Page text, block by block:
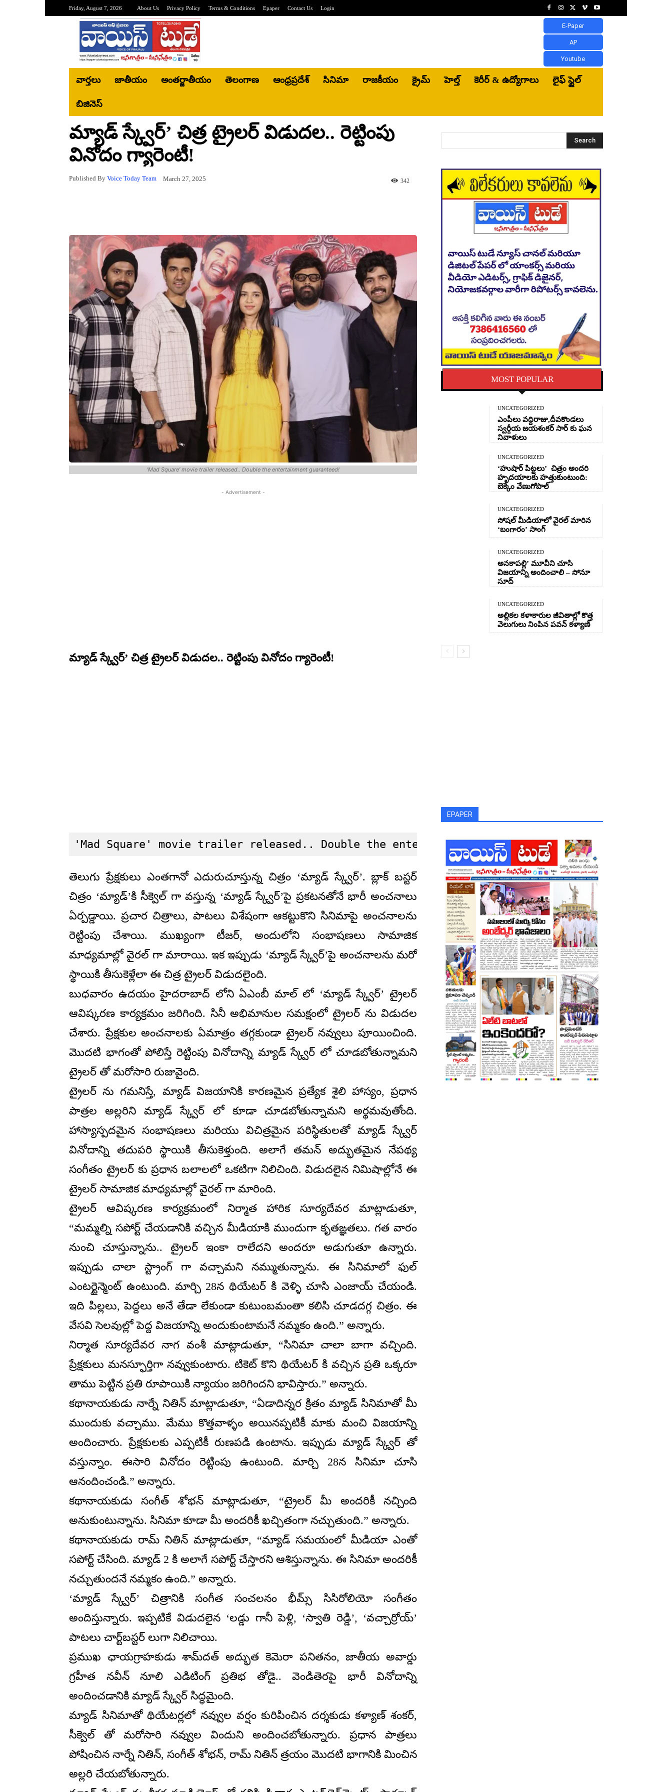
Friday, August 7, 2026 About Us Privacy Policy Terms & Conditions Epaper Contact Us Login
E-Paper
AP
Youtube
వార్తలు జాతీయం అంతర్జాతీయం తెలంగాణ ఆంధ్రప్రదేశ్ సినిమా రాజకీయం క్రైమ్ హెల్త్‌ కెరీర్ & ఉద్యోగాలు లైఫ్ స్టైల్
బిజినెస్‌
మ్యాడ్ స్క్వేర్’ చిత్ర ట్రైలర్ విడుదల.. రెట్టింపు
వినోదం గ్యారెంటీ!
Published By Voice Today Team March 27, 2025 342
'Mad Square' movie trailer released.. Double the entertainment guaranteed!
- Advertisement -
మ్యాడ్ స్క్వేర్’ చిత్ర ట్రైలర్ విడుదల.. రెట్టింపు వినోదం గ్యారెంటీ!
'Mad Square' movie trailer released.. Double the entertainment guaranteed!
తెలుగు ప్రేక్షకులు ఎంతగానో ఎదురుచూస్తున్న చిత్రం ‘మ్యాడ్ స్క్వేర్’. బ్లాక్ బస్టర్
చిత్రం ‘మ్యాడ్’కి సీక్వెల్ గా వస్తున్న ‘మ్యాడ్ స్క్వేర్’పై ప్రకటనతోనే భారీ అంచనాలు
ఏర్పడ్డాయి. ప్రచార చిత్రాలు, పాటలు విశేషంగా ఆకట్టుకొని సినిమాపై అంచనాలను
రెట్టింపు చేశాయి. ముఖ్యంగా టీజర్, అందులోని సంభాషణలు సామాజిక
మాధ్యమాల్లో వైరల్ గా మారాయి. ఇక ఇప్పుడు ‘మ్యాడ్ స్క్వేర్’పై అంచనాలను మరో
స్థాయికి తీసుకెళ్లేలా ఈ చిత్ర ట్రైలర్ విడుదలైంది.
బుధవారం ఉదయం హైదరాబాద్ లోని ఏఎంబీ మాల్ లో ‘మ్యాడ్ స్క్వేర్’ ట్రైలర్
ఆవిష్కరణ కార్యక్రమం జరిగింది. సినీ అభిమానుల సమక్షంలో ట్రైలర్ ను విడుదల
చేశారు. ప్రేక్షకుల అంచనాలకు ఏమాత్రం తగ్గకుండా ట్రైలర్ నవ్వులు పూయించింది.
మొదటి భాగంతో పోలిస్తే రెట్టింపు వినోదాన్ని మ్యాడ్ స్క్వేర్ లో చూడబోతున్నామని
ట్రైలర్ తో మరోసారి రుజువైంది.
ట్రైలర్ ను గమనిస్తే, మ్యాడ్ విజయానికి కారణమైన ప్రత్యేక శైలి హాస్యం, ప్రధాన
పాత్రల అల్లరిని మ్యాడ్ స్క్వేర్ లో కూడా చూడబోతున్నామని అర్థమవుతోంది.
హాస్యాస్పదమైన సంభాషణలు మరియు విచిత్రమైన పరిస్థితులతో మ్యాడ్ స్క్వేర్
వినోదాన్ని తదుపరి స్థాయికి తీసుకెళ్తుంది. అలాగే తమన్ అద్భుతమైన నేపథ్య
సంగీతం ట్రైలర్ కు ప్రధాన బలాలలో ఒకటిగా నిలిచింది. విడుదలైన నిమిషాల్లోనే ఈ
ట్రైలర్ సామాజిక మాధ్యమాల్లో వైరల్ గా మారింది.
ట్రైలర్ ఆవిష్కరణ కార్యక్రమంలో నిర్మాత హారిక సూర్యదేవర మాట్లాడుతూ,
“మమ్మల్ని సపోర్ట్ చేయడానికి వచ్చిన మీడియాకి ముందుగా కృతఙ్ఞతలు. గత వారం
నుంచి చూస్తున్నాను.. ట్రైలర్ ఇంకా రాలేదని అందరూ అడుగుతూ ఉన్నారు.
ఇప్పుడు చాలా స్ట్రాంగ్ గా వచ్చామని నమ్ముతున్నాను. ఈ సినిమాలో ఫుల్
ఎంటర్టైన్మెంట్ ఉంటుంది. మార్చి 28న థియేటర్ కి వెళ్ళి చూసి ఎంజాయ్ చేయండి.
ఇది పిల్లలు, పెద్దలు అనే తేడా లేకుండా కుటుంబమంతా కలిసి చూడదగ్గ చిత్రం. ఈ
వేసవి సెలవుల్లో పెద్ద విజయాన్ని అందుకుంటామనే నమ్మకం ఉంది.” అన్నారు.
నిర్మాత సూర్యదేవర నాగ వంశీ మాట్లాడుతూ, “సినిమా చాలా బాగా వచ్చింది.
ప్రేక్షకులు మనస్ఫూర్తిగా నవ్వుకుంటారు. టికెట్ కొని థియేటర్ కి వచ్చిన ప్రతి ఒక్కరూ
తాము పెట్టిన ప్రతి రూపాయికి న్యాయం జరిగిందని భావిస్తారు.” అన్నారు.
కథానాయకుడు నార్నే నితిన్ మాట్లాడుతూ, “ఏడాదిన్నర క్రితం మ్యాడ్ సినిమాతో మీ
ముందుకు వచ్చాము. మేము కొత్తవాళ్ళం అయినప్పటికీ మాకు మంచి విజయాన్ని
అందించారు. ప్రేక్షకులకు ఎప్పటికీ రుణపడి ఉంటాను. ఇప్పుడు మ్యాడ్ స్క్వేర్ తో
వస్తున్నాం. ఈసారి వినోదం రెట్టింపు ఉంటుంది. మార్చి 28న సినిమా చూసి
ఆనందించండి.” అన్నారు.
కథానాయకుడు సంగీత్ శోభన్ మాట్లాడుతూ, “ట్రైలర్ మీ అందరికీ నచ్చింది
అనుకుంటున్నాను. సినిమా కూడా మీ అందరికీ ఖచ్చితంగా నచ్చుతుంది.” అన్నారు.
కథానాయకుడు రామ్ నితిన్ మాట్లాడుతూ, “మ్యాడ్ సమయంలో మీడియా ఎంతో
సపోర్ట్ చేసింది. మ్యాడ్ 2 కి అలాగే సపోర్ట్ చేస్తారని ఆశిస్తున్నాను. ఈ సినిమా అందరికీ
నచ్చుతుందనే నమ్మకం ఉంది.” అన్నారు.
‘మ్యాడ్ స్క్వేర్’ చిత్రానికి సంగీత సంచలనం భీమ్స్ సిసిరోలియో సంగీతం
అందిస్తున్నారు. ఇప్పటికే విడుదలైన ‘లడ్డు గానీ పెళ్లి, ‘స్వాతి రెడ్డి’, ‘వచ్చార్రోయ్’
పాటలు చార్ట్‌బస్టర్‌ లుగా నిలిచాయి.
ప్రముఖ ఛాయగ్రాహకుడు శామ్‌దత్ అద్భుత కెమెరా పనితనం, జాతీయ అవార్డు
గ్రహీత నవీన్ నూలి ఎడిటింగ్ ప్రతిభ తోడై.. వెండితెరపై భారీ వినోదాన్ని
అందించడానికి మ్యాడ్ స్క్వేర్ సిద్ధమైంది.
మ్యాడ్ సినిమాతో థియేటర్లలో నవ్వుల వర్షం కురిపించిన దర్శకుడు కళ్యాణ్ శంకర్,
సీక్వెల్ తో మరోసారి నవ్వుల విందుని అందించబోతున్నారు. ప్రధాన పాత్రలు
పోషించిన నార్నే నితిన్, సంగీత్ శోభన్, రామ్ నితిన్ త్రయం మొదటి భాగానికి మించిన
అల్లరి చేయబోతున్నారు.
Search
MOST POPULAR
UNCATEGORIZED
ఎంపీలు వద్దిరాజు,దీవకొండలు
స్వర్గీయ జయశంకర్ సార్ కు ఘన
నివాళులు
UNCATEGORIZED
‘హుషార్‌ పిట్టలు’ చిత్రం అందరి
హృదయాలకు హత్తుకుంటుంది:
బెక్కెం వేణుగోపాల్‌
UNCATEGORIZED
సోషల్ మీడియాలో వైరల్ మారిన
‘బంగారం’ సాంగ్
UNCATEGORIZED
అనకాపల్లి’ మూవీని చూసి
విజయాన్ని అందించాలి – సోనూ
సూద్
UNCATEGORIZED
అల్లికల కళాకారుల జీవితాల్లో కొత్త
వెలుగులు నింపిన పవన్ కళ్యాణ్
EPAPER